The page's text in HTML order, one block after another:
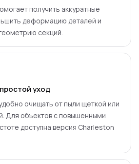
получить аккуратные
деформацию деталей и
секций.
уход
очищать от пыли щеткой или
Для объектов с повышенными
доступна версия Charleston